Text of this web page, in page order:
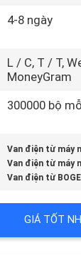
4-8 ngày
L / C, T / T,
MoneyGram
300000 bộ
Van điện từ máy
Van điện từ máy
Van điện từ BOGE
GIÁ TỐT